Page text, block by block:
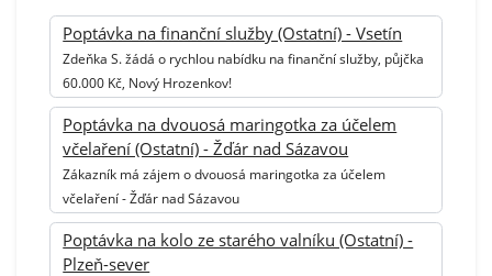
Poptávka na finanční služby (Ostatní) - Vsetín
Zdeňka S. žádá o rychlou nabídku na finanční služby, půjčka
60.000 Kč, Nový Hrozenkov!
Poptávka na dvouosá maringotka za účelem
včelaření (Ostatní) - Žďár nad Sázavou
Zákazník má zájem o dvouosá maringotka za účelem
včelaření - Žďár nad Sázavou
Poptávka na kolo ze starého valníku (Ostatní) -
Plzeň-sever